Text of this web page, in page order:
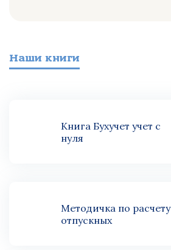
Наши книги
Книга Бухучет учет с
нуля
Методичка по расчету
отпускных